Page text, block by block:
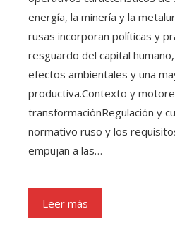
energía, la minería y la
rusas incorporan políticas y
resguardo del capital
efectos ambientales y una
productiva.Contexto y
transformaciónRegulación y
normativo ruso y los
empujan a las…
Leer más